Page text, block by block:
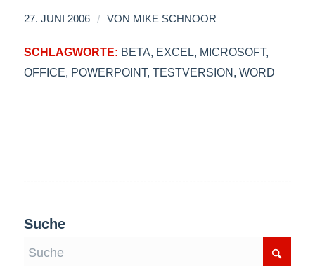
27. JUNI 2006 / VON MIKE SCHNOOR
SCHLAGWORTE: BETA, EXCEL, MICROSOFT,
OFFICE, POWERPOINT, TESTVERSION, WORD
Suche